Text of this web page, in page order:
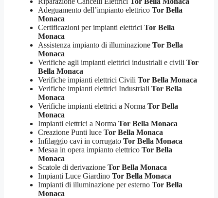
Adeguamento dell’impianto elettrico Tor Bella
Monaca
Certificazioni per impianti elettrici Tor Bella
Monaca
Assistenza impianto di illuminazione Tor Bella
Monaca
Verifiche agli impianti elettrici industriali e civili Tor
Bella Monaca
Verifiche impianti elettrici Civili Tor Bella Monaca
Verifiche impianti elettrici Industriali Tor Bella
Monaca
Verifiche impianti elettrici a Norma Tor Bella
Monaca
Impianti elettrici a Norma Tor Bella Monaca
Creazione Punti luce Tor Bella Monaca
Infilaggio cavi in corrugato Tor Bella Monaca
Mesaa in opera impianto elettrico Tor Bella
Monaca
Scatole di derivazione Tor Bella Monaca
Impianti Luce Giardino Tor Bella Monaca
Impianti di illuminazione per esterno Tor Bella
Monaca